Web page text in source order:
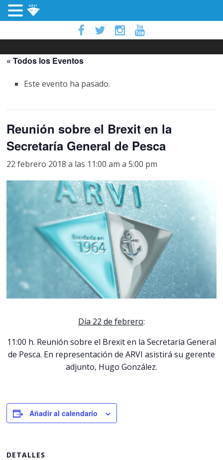
« Todos los Eventos
Este evento ha pasado.
Reunión sobre el Brexit en la
Secretaría General de Pesca
22 febrero 2018 a las 11:00 am a5:00 pm
Día 22 de febrero:
11:00 h. Reunión sobre el Brexit en la Secretaría General
de Pesca. En representación de ARVI asistirá su gerente
adjunto, Hugo González.
Añadir al calendario
DETALLES